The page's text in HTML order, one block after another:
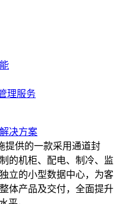
理服务
决方案
提供的一款采用通道封
的机柜、配电、制冷、监
立的小型数据中心，为客
体产品及交付，全面提升